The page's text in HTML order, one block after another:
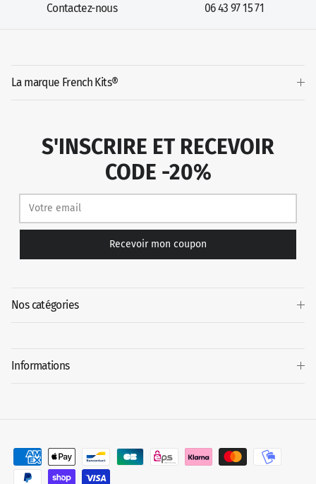
Contactez-nous 06 43 97 15 71
La marque French Kits®
S'INSCRIRE ET RECEVOIR
CODE -20%
Recevoir mon coupon
Nos catégories
Informations